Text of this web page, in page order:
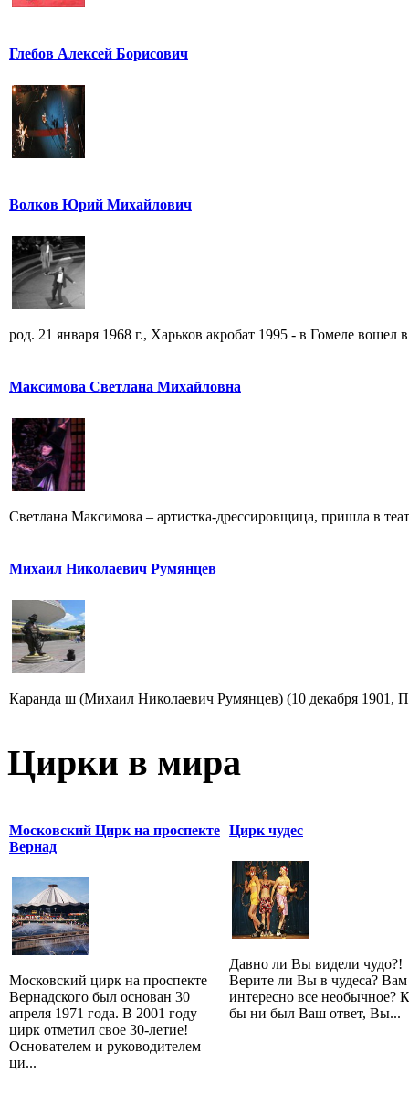
Глебов Алексей Борисович
Волков Юрий Михайлович
род. 21 января 1968 г., Харьков акробат 1995 - в Гомеле вошел
Максимова Светлана Михайловна
Светлана Максимова – артистка-дрессировщица, пришла в
Михаил Николаевич Румянцев
Каранда ш (Михаил Николаевич Румянцев) (10 декабря 1901,
Цирки в мира
Московский Цирк на проспекте
Вернад
Московский цирк на проспекте
Вернадского был основан 30
апреля 1971 года. В 2001 году
цирк отметил свое 30-летие!
Основателем и руководителем
ци...
Цирк чудес
Давно ли Вы видели чудо?!
Верите ли Вы в чудеса? Вам
интересно все необычное?
бы ни был Ваш ответ, Вы...